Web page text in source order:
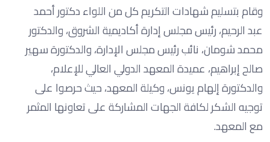
وقام بتسليم شهادات التكريم كل من اللواء دكتور أحمد
عبد الرحيم، رئيس مجلس إدارة أكاديمية الشروق، والدكتور
محمد شومان، نائب رئيس مجلس الإدارة، والدكتورة سهير
صالح إبراهيم، عميدة المعهد الدولي العالي للإعلام،
والدكتورة إلهام يونس، وكيلة المعهد، حيث حرصوا على
توجيه الشكر لكافة الجهات المشاركة على تعاونها المثمر
مع المعهد.